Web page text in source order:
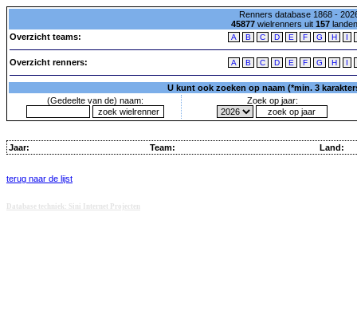
Renners database 1868 -
45877wielrenners uit 157
Overzicht teams:
A B C D E F G H I
Overzicht renners: A B C D E F G H I
U kunt ook zoeken op naam (*min. 3
(Gedeelte van de) naam:
Zoek op jaar:
Jaar: Team: Land:
terug naar de lijst
Database techniek: Sini Internet Projecten